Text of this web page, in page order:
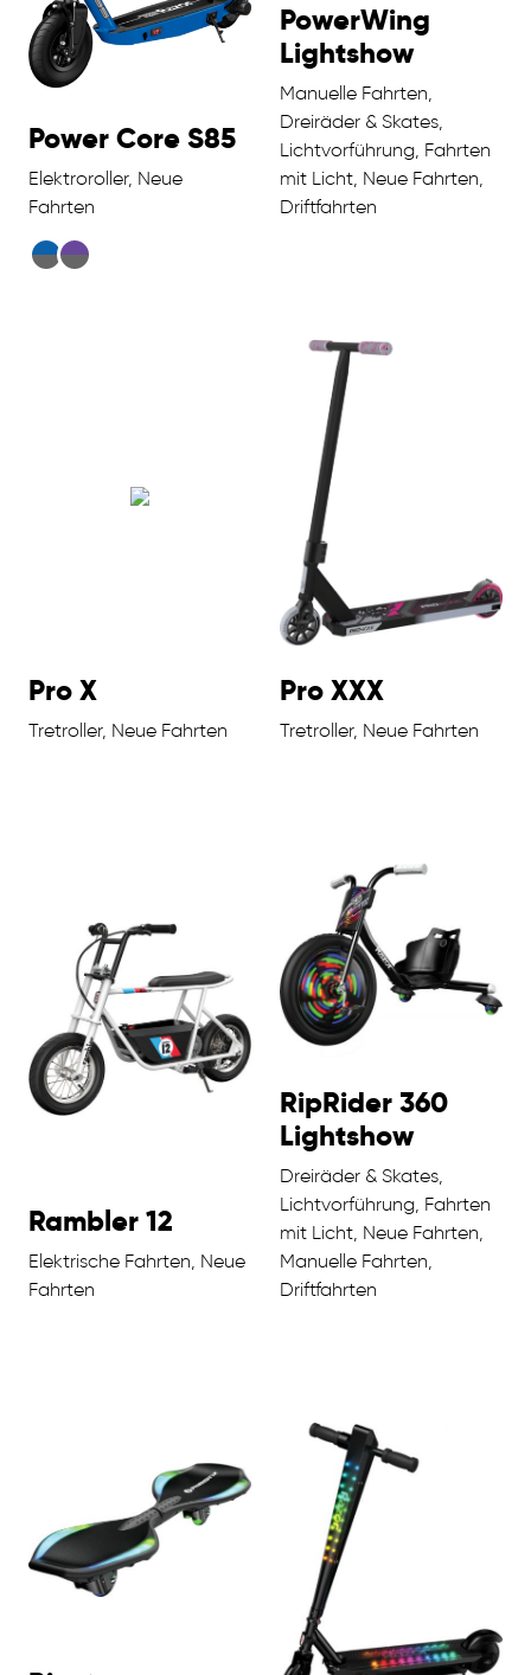
Power Core S85
Elektroroller, Neue
Fahrten
PowerWing
Lightshow
Manuelle Fahrten,
Dreiräder & Skates,
Lichtvorführung, Fahrten
mit Licht, Neue Fahrten,
Driftfahrten
Pro X
Tretroller, Neue Fahrten
Pro XXX
Tretroller, Neue Fahrten
Rambler 12
Elektrische Fahrten, Neue
Fahrten
RipRider 360
Lightshow
Dreiräder & Skates,
Lichtvorführung, Fahrten
mit Licht, Neue Fahrten,
Manuelle Fahrten,
Driftfahrten